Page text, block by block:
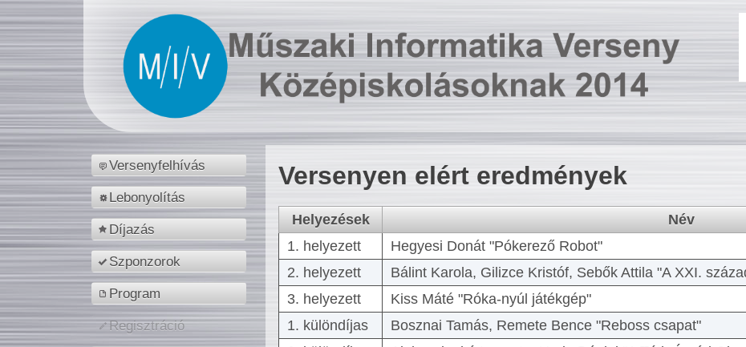
Versenyfelhívás
Lebonyolítás
Díjazás
Szponzorok
Program
Regisztráció
Versenyen elért eredmények
Helyezések
Név
1. helyezett
Hegyesi Donát "Pókerező Robot"
2. helyezett
Bálint Karola, Gilizce Kristóf, Sebők Attila "A XXI.
3. helyezett
Kiss Máté "Róka-nyúl játékgép"
1. különdíjas
Bosznai Tamás, Remete Bence "Reboss csapat"